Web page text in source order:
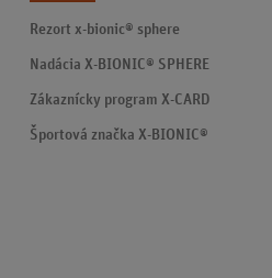
Rezort x-bionic® sphere
Nadácia X-BIONIC® SPHERE
Zákaznícky program X-CARD
Športová značka X-BIONIC®